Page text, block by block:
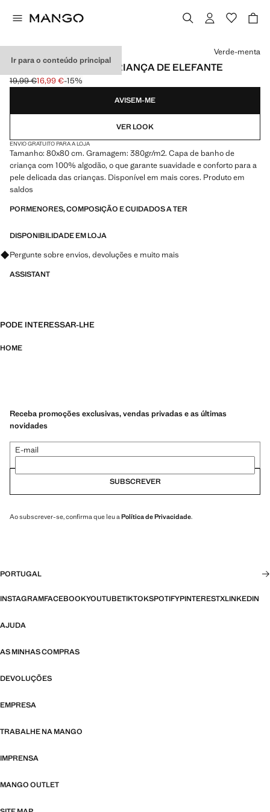
Ir para o conteúdo principal
CAPA DE BANHO DE CRIANÇA DE ELEFANTE
Preço inicial riscado [19,99 € ]
19,99 €
Preço atual [16,99 € ]
16,99 €-15%
Selecione uma cor
Verde-menta
AVISEM-ME
VER LOOK
ENVIO GRATUITO PARA A LOJA
Tamanho: 80x80 cm. Gramagem: 380gr/m2. Capa de banho de
criança com 100% algodão, o que garante suavidade e conforto para a
pele delicada das crianças. Disponível em mais cores. Produto em
saldos
PORMENORES, COMPOSIÇÃO E CUIDADOS A TER
DISPONIBILIDADE EM LOJA
Pergunte sobre envios, devoluções e muito mais
ASSISTANT
PODE INTERESSAR-LHE
HOME
Receba promoções exclusivas, vendas privadas e as últimas
novidades
E-mail
SUBSCREVER
Ao subscrever-se, confirma que leu a Política de Privacidade.
PORTUGAL
INSTAGRAMFACEBOOKYOUTUBETIKTOKSPOTIFYPINTERESTXLINKEDIN
AJUDA
AS MINHAS COMPRAS
DEVOLUÇÕES
EMPRESA
TRABALHE NA MANGO
IMPRENSA
MANGO OUTLET